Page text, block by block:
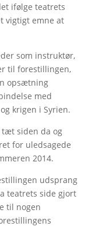
ifølge teatrets
vigtigt emne at
som instruktør,
til forestillingen,
opsætning
med
krigen i Syrien.
tæt siden da og
for uledsagede
2014.
udsprang
teatrets side gjort
til nogen